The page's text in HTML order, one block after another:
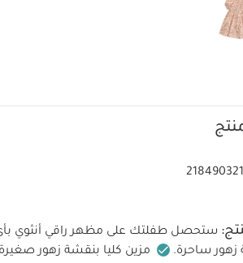
218490321
ستحصل طفلتك على مظهر راقي أنثوي بأي
زهور ساحرة.
مزين كليا بنقشة زهور صغيرة